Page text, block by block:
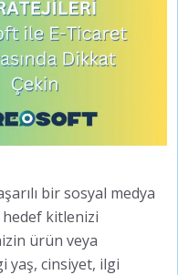
bir sosyal medya
hedef kitlenizi
ürün veya
yaş, cinsiyet, ilgi